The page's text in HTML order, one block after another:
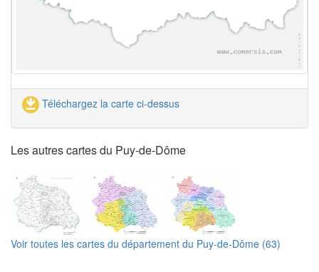
Téléchargez la carte ci-dessus
Les autres cartes du Puy-de-Dôme
Voir toutes les cartes du département du Puy-de-Dôme (63)